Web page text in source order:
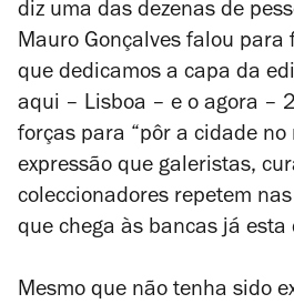
diz uma das dezenas de
Mauro Gonçalves falou para
que dedicamos a capa da
aqui – Lisboa – e o agora –
forças para “pôr a cidade no
expressão que galeristas,
coleccionadores repetem
que chega às bancas já
Mesmo que não tenha sido